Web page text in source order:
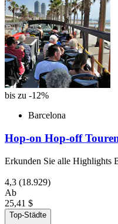
bis zu -12%
Barcelona
Hop-on Hop-off
Erkunden Sie alle Highlights
4,3 (18.929)
Ab
25,41 $
Top-Städte